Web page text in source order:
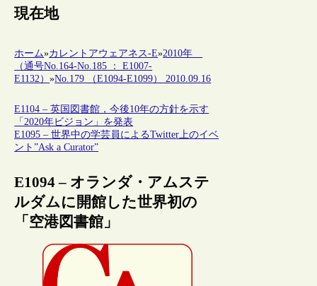
現在地
ホーム»カレントアウェアネス-E»2010年
（通号No.164-No.185 ： E1007-
E1132）»No.179 （E1094-E1099） 2010.09.16
E1104 – 英国図書館，今後10年の方針を示す
「2020年ビジョン」を発表
E1095 – 世界中の学芸員によるTwitter上のイベ
ント”Ask a Curator”
E1094 – オランダ・アムステ
ルダムに開館した世界初の
「空港図書館」